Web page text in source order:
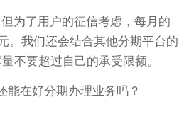
为了用户的征信考虑，每月的
。我们还会结合其他分期平台的
不要超过自己的承受限额。
能在好分期办理业务吗？